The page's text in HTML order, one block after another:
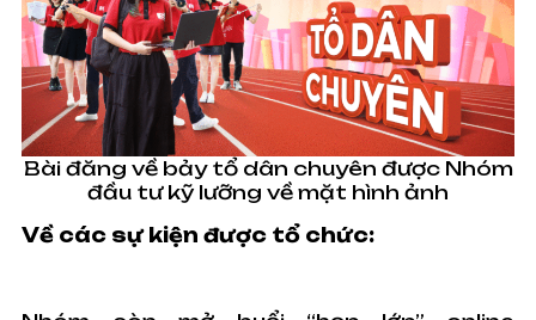
Bài đăng về bảy tổ dân chuyên được Nhóm
đầu tư kỹ lưỡng về mặt hình ảnh
Về các sự kiện được tổ chức: